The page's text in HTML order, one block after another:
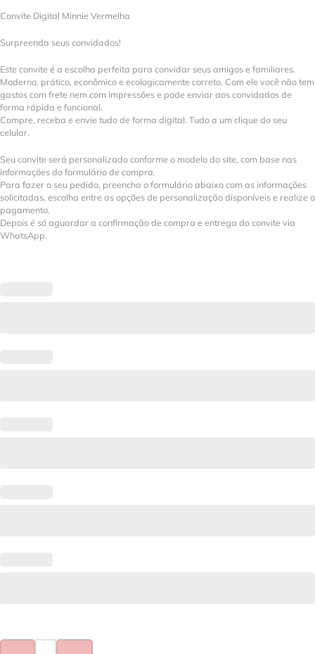
Convite Digital Minnie Vermelha
Surpreenda seus convidados!
Este convite é a escolha perfeita para convidar seus amigos e familiares.
Moderno, prático, econômico e ecologicamente correto. Com ele você não tem
gastos com frete nem com impressões e pode enviar aos convidados de
forma rápida e funcional.
Compre, receba e envie tudo de forma digital. Tudo a um clique do seu
celular.
Seu convite será personalizado conforme o modelo do site, com base nas
informações do formulário de compra.
Para fazer o seu pedido, preencha o formulário abaixo com as informações
solicitadas, escolha entre as opções de personalização disponíveis e realize o
pagamento.
Depois é só aguardar a confirmação de compra e entrega do convite via
WhatsApp.